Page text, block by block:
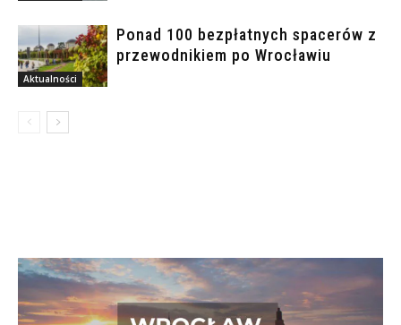
Aktualności
Ponad 100 bezpłatnych spacerów z
przewodnikiem po Wrocławiu